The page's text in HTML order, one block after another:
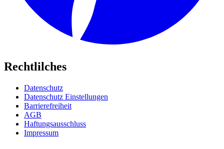
Rechtlilches
Datenschutz
Datenschutz Einstellungen
Barrierefreiheit
AGB
Haftungsausschluss
Impressum